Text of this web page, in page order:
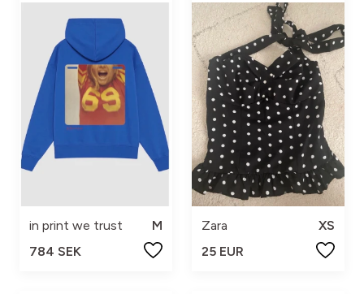
in print we trust
M
784 SEK
Zara
XS
25 EUR